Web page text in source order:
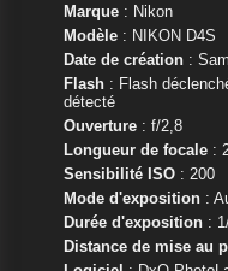
Marque: Nikon
Modèle: NIKON D4S
Date de création:
Flash: Flash
détecté
Ouverture: f/2,8
Longueur de focale:
Sensibilité ISO: 200
Mode d'exposition:
Durée d'exposition:
Distance de mise au